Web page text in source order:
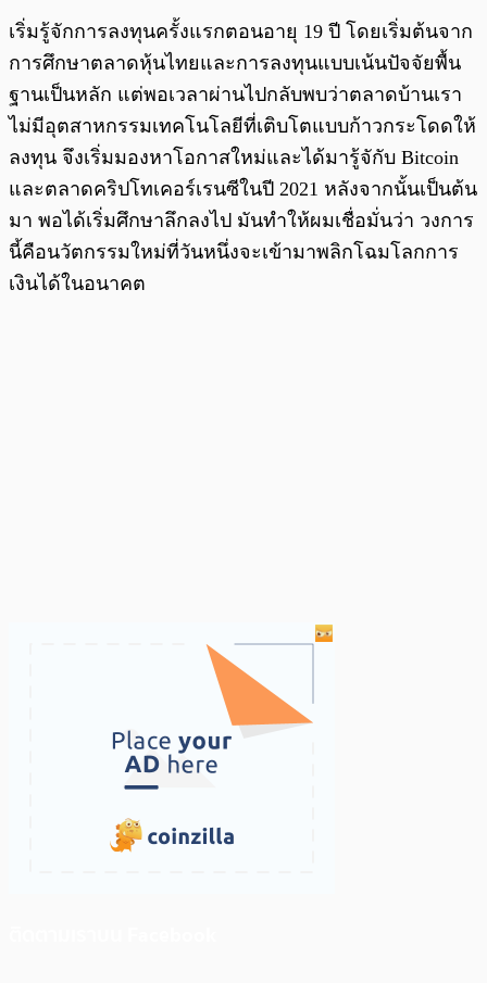
เริ่มรู้จักการลงทุนครั้งแรกตอนอายุ 19 ปี โดยเริ่มต้นจาก
การศึกษาตลาดหุ้นไทยและการลงทุนแบบเน้นปัจจัยพื้น
ฐานเป็นหลัก แต่พอเวลาผ่านไปกลับพบว่าตลาดบ้านเรา
ไม่มีอุตสาหกรรมเทคโนโลยีที่เติบโตแบบก้าวกระโดดให้
ลงทุน จึงเริ่มมองหาโอกาสใหม่และได้มารู้จักับ Bitcoin
และตลาดคริปโทเคอร์เรนซีในปี 2021 หลังจากนั้นเป็นต้น
มา พอได้เริ่มศึกษาลึกลงไป มันทำให้ผมเชื่อมั่นว่า วงการ
นี้คือนวัตกรรมใหม่ที่วันหนึ่งจะเข้ามาพลิกโฉมโลกการ
เงินได้ในอนาคต